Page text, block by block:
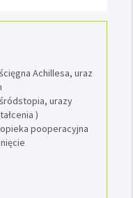
Achillesa, uraz
urazy
)
pooperacyjna